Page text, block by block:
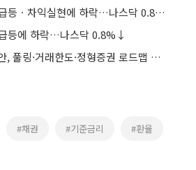
뉴욕증시, 국채금리 급등ㆍ차익실현에 하락…나스닥 0.8%↓
등에 하락…나스닥 0.8%↓
STO 하위법규 예상안, 풀링·거래한도·정형증권 로드맵 제시
#채권 #기준금리 #환율